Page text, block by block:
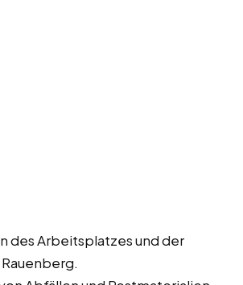
des Arbeitsplatzes und der